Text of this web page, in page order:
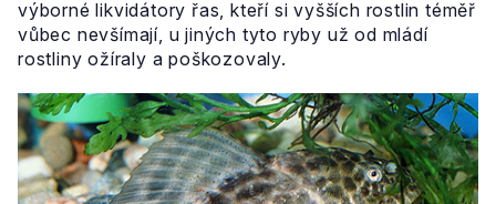
výborné likvidátory řas, kteří si vyšších rostlin téměř
vůbec nevšímají, u jiných tyto ryby už od mládí
rostliny ožíraly a poškozovaly.